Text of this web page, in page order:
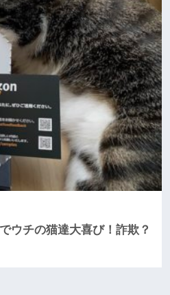
ウチの猫達大喜び！詐欺？